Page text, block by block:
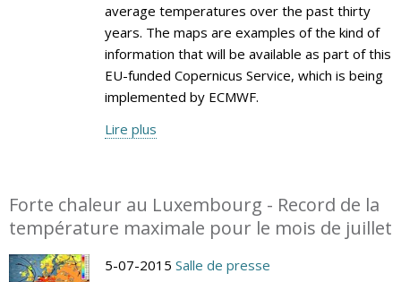
average temperatures over the past thirty
years. The maps are examples of the kind of
information that will be available as part of this
EU-funded Copernicus Service, which is being
implemented by ECMWF.
Lire plus
Forte chaleur au Luxembourg - Record de la
température maximale pour le mois de juillet
5-07-2015 Salle de presse